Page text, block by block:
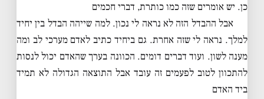
כן. יש אומרים שזה כמו כותרת, דברי חכמים
אבל ההבדל הזה לא נראה לי נכון. למה שייהה הבדל בין יחיד
למלך. נראה לי שזה אחרת. גם ביחיד כתיב לאדם מערכי לב ומה
מענה לשון. ועוד דברים דומים. הכוונה בערך שהאדם יכול לנסות
להתכוון לטוב לפעמים זה עובד אבל התוצאה הגדולה לא תמיד
ביד האדם